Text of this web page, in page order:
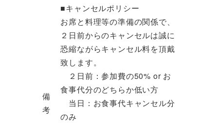
備
考
■キャンセルポリシー
お席と料理等の準備の関係で、
２日前からのキャンセルは誠に
恐縮ながらキャンセル料を頂戴
致します。
２日前：参加費の50% or お
食事代分のどちらか低い方
当日：お食事代キャンセル分
のみ